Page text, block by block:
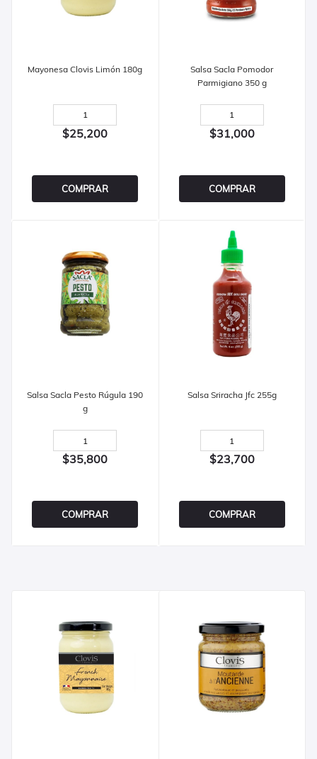
Mayonesa Clovis Limón 180g
$25,200
COMPRAR
Salsa Sacla Pomodor
Parmigiano 350 g
$31,000
COMPRAR
Salsa Sacla Pesto Rúgula 190
g
$35,800
COMPRAR
Salsa Sriracha Jfc 255g
$23,700
COMPRAR